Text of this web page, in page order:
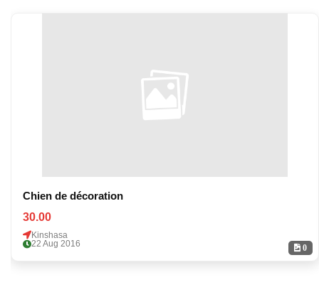
0
Chien de décoration
30.00
Kinshasa
22 Aug 2016